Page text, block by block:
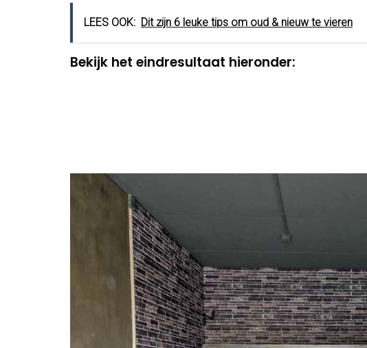
LEES OOK: Dit zijn 6 leuke tips om oud & nieuw te vieren
Bekijk het eindresultaat hieronder: